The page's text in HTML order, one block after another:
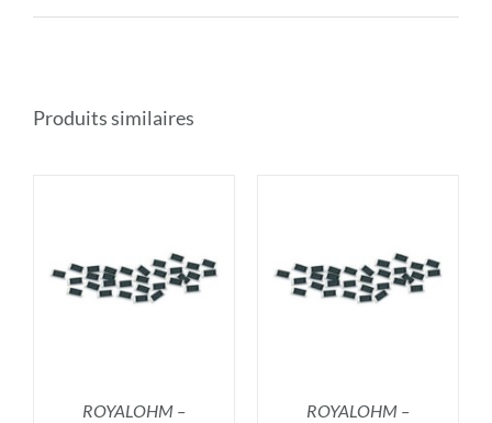
Produits similaires
ROYALOHM –
AJOUTER AU PANIER
/
DÉTAILS
ROYALOHM –